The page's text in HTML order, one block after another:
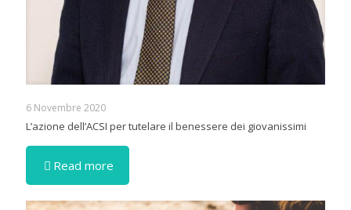
6 Novembre 2020
L’azione dell’ACSI per tutelare il benessere dei giovanissimi
Read more